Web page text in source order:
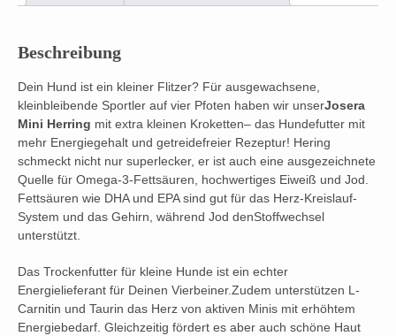
Beschreibung
Dein Hund ist ein kleiner Flitzer? Für ausgewachsene,
kleinbleibende Sportler auf vier Pfoten haben wir unserJosera
Mini Herring mit extra kleinen Kroketten– das Hundefutter mit
mehr Energiegehalt und getreidefreier Rezeptur! Hering
schmeckt nicht nur superlecker, er ist auch eine ausgezeichnete
Quelle für Omega-3-Fettsäuren, hochwertiges Eiweiß und Jod.
Fettsäuren wie DHA und EPA sind gut für das Herz-Kreislauf-
System und das Gehirn, während Jod denStoffwechsel
unterstützt.
Das Trockenfutter für kleine Hunde ist ein echter
Energielieferant für Deinen Vierbeiner.Zudem unterstützen L-
Carnitin und Taurin das Herz von aktiven Minis mit erhöhtem
Energiebedarf. Gleichzeitig fördert es aber auch schöne Haut